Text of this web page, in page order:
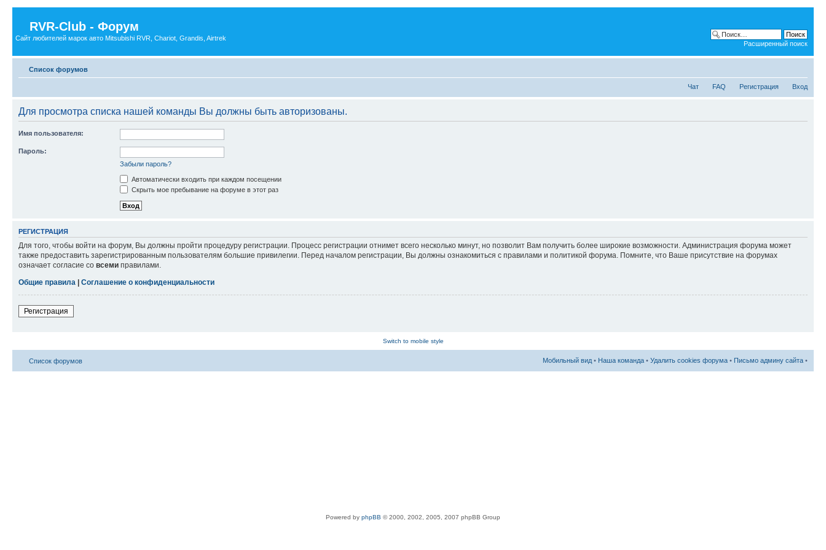
RVR-Club - Форум
Сайт любителей марок авто Mitsubishi RVR, Chariot, Grandis, Airtrek
Расширенный поиск
Список форумов
Чат FAQ Регистрация Вход
Для просмотра списка нашей команды Вы должны быть авторизованы.
Имя пользователя:
Пароль:
Забыли пароль?
Автоматически входить при каждом посещении
Скрыть мое пребывание на форуме в этот раз
РЕГИСТРАЦИЯ
Для того, чтобы войти на форум, Вы должны пройти процедуру регистрации. Процесс регистрации отнимет всего несколько минут, но позволит Вам получить более широкие возможности. Администрация форума может
также предоставить зарегистрированным пользователям большие привилегии. Перед началом регистрации, Вы должны ознакомиться с правилами и политикой форума. Помните, что Ваше присутствие на форумах
означает согласие со всеми правилами.
Общие правила
Соглашение о конфиденциальности
Регистрация
Switch to mobile style
Список форумов Мобильный вид • Наша команда • Удалить cookies форума • Письмо админу сайта •
Powered by phpBB © 2000, 2002, 2005, 2007 phpBB Group